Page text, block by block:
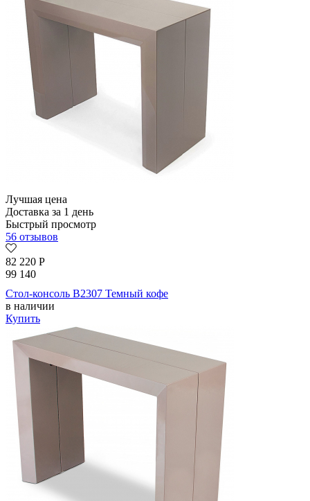
Лучшая цена
Доставка за 1 день
Быстрый просмотр
56 отзывов
82 220 Р
99 140
Стол-консоль B2307 Темный кофе
в наличии
Купить